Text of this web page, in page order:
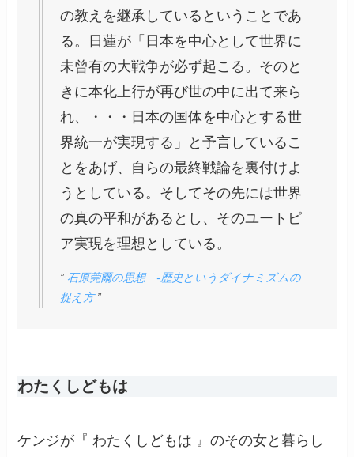
の教えを継承しているということであ
る。日蓮が「日本を中心として世界に
未曾有の大戦争が必ず起こる。そのと
きに本化上行が再び世の中に出て来ら
れ、・・・日本の国体を中心とする世
界統一が実現する」と予言しているこ
とをあげ、自らの最終戦論を裏付けよ
うとしている。そしてその先には世界
の真の平和があるとし、そのユートピ
ア実現を理想としている。
” 石原莞爾の思想 -歴史というダイナミズムの
捉え方”
わたくしどもは
ケンジが『 わたくしどもは 』のその女と暮らし